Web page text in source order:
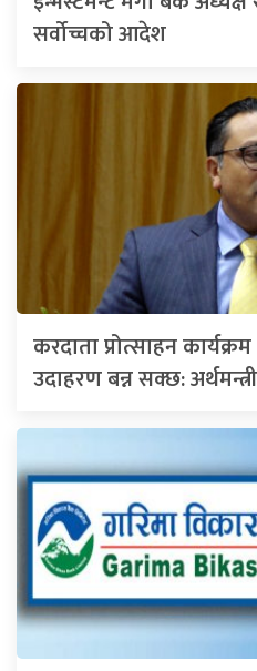
सर्वोच्चको आदेश
करदाता प्रोत्साहन
उदाहरण बन्न सक्छ: